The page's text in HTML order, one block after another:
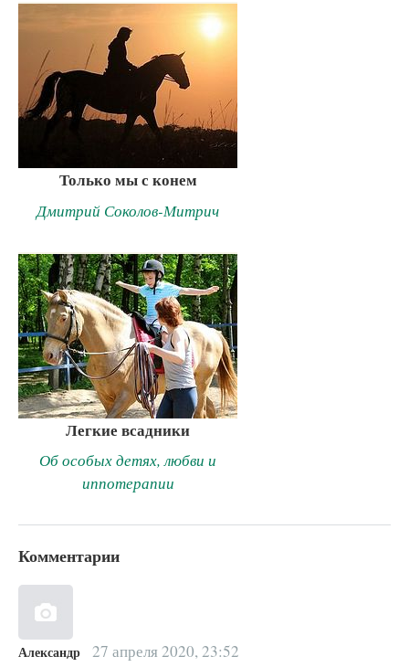
Только мы с конем
Дмитрий Соколов-Митрич
Легкие всадники
Об особых детях, любви и
иппотерапии
Комментарии
Александр 27 апреля 2020, 23:52